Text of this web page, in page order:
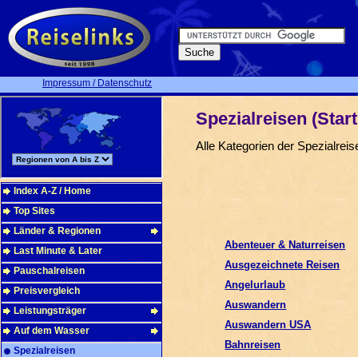
Impressum / Datenschutz
Index A-Z / Home
Top Sites
Länder & Regionen
Last Minute & Later
Pauschalreisen
Preisvergleich
Leistungsträger
Auf dem Wasser
Spezialreisen
Spezialreisen
Alle Kategorien der
Abenteuer & Naturreisen
Ausgezeichnete Reisen
Angelurlaub
Auswandern
Auswandern USA
Bahnreisen